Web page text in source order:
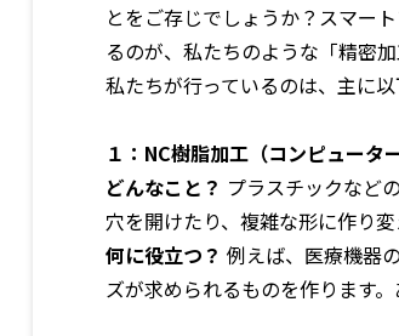
とをご存じでしょうか？スマー
るのが、私たちのような「精密加
私たちが行っているのは、主に以
１：NC樹脂加工（コンピュータ
どんなこと？ プラスチックなど
穴を開けたり、複雑な形に作り変
何に役立つ？ 例えば、医療機器
ズが求められるものを作ります